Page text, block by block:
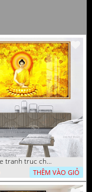
file tranh truc chi phat giao cay bo de 06062023
THÊM VÀO GIỎ